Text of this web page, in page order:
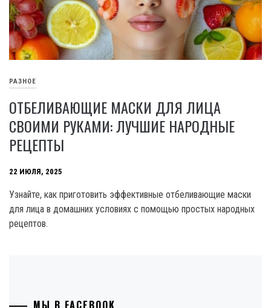
РАЗНОЕ
ОТБЕЛИВАЮЩИЕ МАСКИ ДЛЯ ЛИЦА
СВОИМИ РУКАМИ: ЛУЧШИЕ НАРОДНЫЕ
РЕЦЕПТЫ
22 ИЮЛЯ, 2025
Узнайте, как приготовить эффективные отбеливающие маски
для лица в домашних условиях с помощью простых народных
рецептов.
МЫ В FACEBOOK